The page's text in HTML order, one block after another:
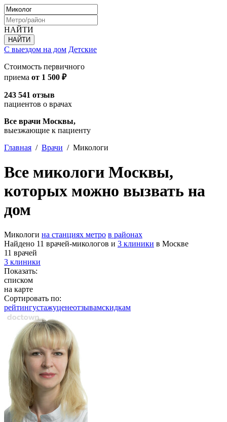
НАЙТИ
С выездом на дом Детские
Стоимость первичного
приема от 1 500 ₽
243 541 отзыв
пациентов о врачах
Все врачи Москвы,
выезжающие к пациенту
Главная / Врачи / Микологи
Все микологи Москвы,
которых можно вызвать на
дом
Микологи на станциях метро в районах
Найдено 11 врачей-микологов и 3 клиники в Москве
11 врачей
3 клиники
Показать:
списком
на карте
Сортировать по:
рейтингустажуценеотзывамcкидкам